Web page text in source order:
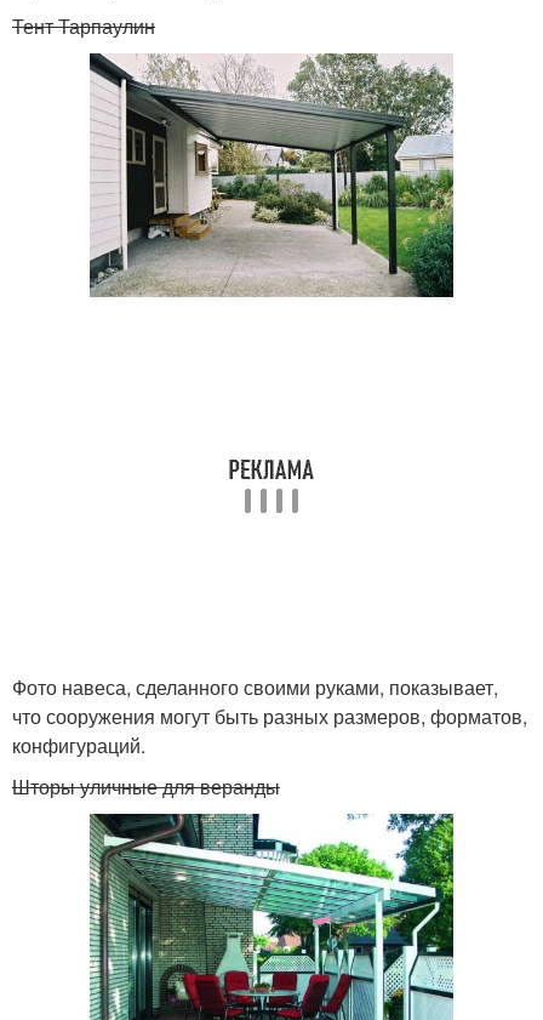
Тент Тарпаулин
Фото навеса, сделанного своими руками, показывает,
что сооружения могут быть разных размеров, форматов,
конфигураций.
Шторы уличные для веранды